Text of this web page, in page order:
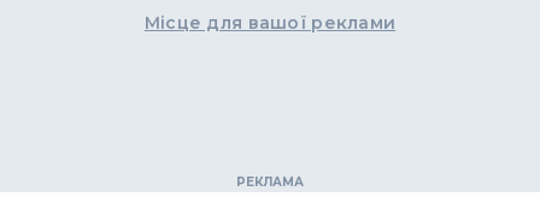
Місце для вашої реклами